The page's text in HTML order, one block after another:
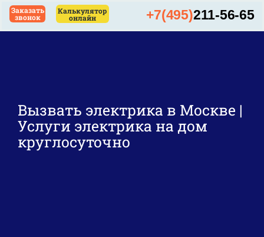
SkipЗаказать
звонок
Калькулятор
онлайн +7(495)211-56-65
Вызвать электрика в Москве |
Услуги электрика на дом
круглосуточно